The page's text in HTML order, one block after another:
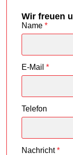
Wir freuen
Name *
E-Mail *
Telefon
Nachricht *